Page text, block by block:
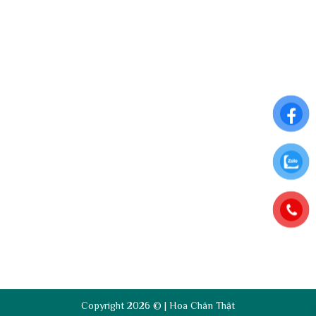
ĐĂNG KÝ NHẬN NGAY ƯU ĐÃI ĐẶC BIỆT
Để nhận những ưu đãi hấp dẫn từ Hoa Chân Thật, hãy đăng
Copyright 2026 © | Hoa Chân Thật